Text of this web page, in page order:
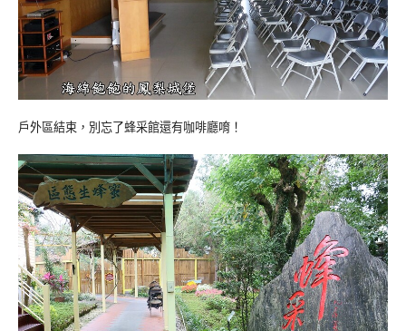
戶外區結束，別忘了蜂采館還有咖啡廳唷！